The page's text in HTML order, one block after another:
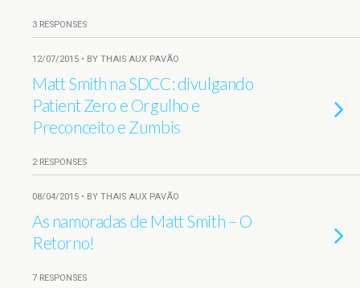
3 RESPONSES
12/07/2015 • BY THAIS AUX PAVÃO
Matt Smith na SDCC: divulgando
Patient Zero e Orgulho e
Preconceito e Zumbis
2 RESPONSES
08/04/2015 • BY THAIS AUX PAVÃO
As namoradas de Matt Smith – O
Retorno!
7 RESPONSES